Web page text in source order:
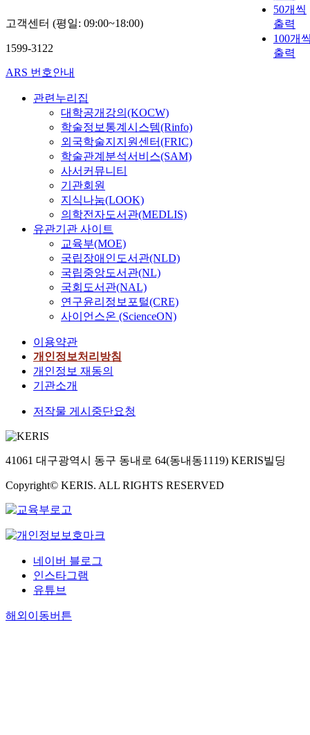
50개씩
출력
100개
출력
고객센터 (평일: 09:00~18:00)
1599-3122
ARS 번호안내
관련누리집
대학공개강의(KOCW)
학술정보통계시스템(Rinfo)
외국학술지지원센터(FRIC)
학술관계분석서비스(SAM)
사서커뮤니티
기관회원
지식나눔(LOOK)
의학전자도서관(MEDLIS)
유관기관 사이트
교육부(MOE)
국립장애인도서관(NLD)
국립중앙도서관(NL)
국회도서관(NAL)
연구윤리정보포털(CRE)
사이언스온 (ScienceON)
이용약관
개인정보처리방침
개인정보 재동의
기관소개
저작물 게시중단요청
41061 대구광역시 동구 동내로 64(동내동1119) KERIS빌딩
Copyright© KERIS. ALL RIGHTS RESERVED
네이버 블로그
인스타그램
유튜브
해외이동버튼